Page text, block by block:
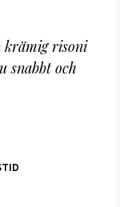
krämig risoni
snabbt och